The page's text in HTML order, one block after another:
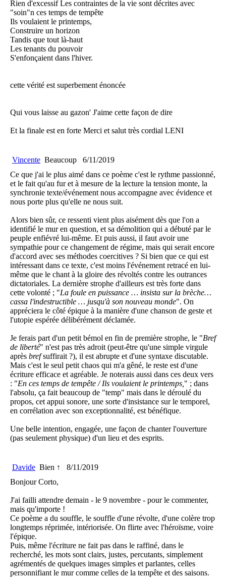
Rien d'excessif Les contraintes de la vie sont décrites avec
"soin"n ces temps de tempête
Ils voulaient le printemps,
Construire un horizon
Tandis que tout là-haut
Les tenants du pouvoir
S'enfonçaient dans l'hiver.
cette vérité est superbement énoncée
Qui vous laisse au gazon' J'aime cette façon de dire
Et la finale est en forte Merci et salut très cordial LENI
Vincente Beaucoup
6/11/2019
Ce que j'ai le plus aimé dans ce poème c'est le rythme passionné,
et le fait qu'au fur et à mesure de la lecture la tension monte, la
synchronie texte/événement nous accompagne avec évidence et
nous porte plus qu'elle ne nous suit.
Alors bien sûr, ce ressenti vient plus aisément dès que l'on a
identifié le mur en question, et sa démolition qui a débuté par le
peuple enfiévré lui-même. Et puis aussi, il faut avoir une
sympathie pour ce changement de régime, mais qui serait encore
d'accord avec ses méthodes coercitives ? Si bien que ce qui est
intéressant dans ce texte, c'est moins l'événement retracé en lui-
même que le chant à la gloire des révoltés contre les outrances
dictatoriales. La dernière strophe d'ailleurs est très forte dans
cette volonté ; "La foule en puissance … insista sur la brèche…
cassa l'indestructible … jusqu'à son nouveau monde". On
appréciera le côté épique à la manière d'une chanson de geste et
l'utopie espérée délibérément déclamée.
Je ferais part d'un petit bémol en fin de première strophe, le "Bref
de liberté" n'est pas très adroit (peut-être qu'une simple virgule
après brefsuffirait ?), il est abrupte et d'une syntaxe discutable.
Mais c'est le seul petit chaos qui m'a gêné, le reste est d'une
écriture efficace et agréable. Je noterais aussi dans ces deux vers
: "En ces temps de tempête / Ils voulaient le printemps, " ; dans
l'absolu, ça fait beaucoup de "temp" mais dans le déroulé du
propos, cet appui sonore, une sorte d'insistance sur le temporel,
en corrélation avec son exceptionnalité, est bénéfique.
Une belle intention, engagée, une façon de chanter l'ouverture
(pas seulement physique) d'un lieu et des esprits.
Davide Bien ↑
8/11/2019
Bonjour Corto,
J'ai failli attendre demain - le 9 novembre - pour le commenter,
mais qu'importe !
Ce poème a du souffle, le souffle d'une révolte, d'une colère trop
longtemps réprimée, intériorisée. On flirte avec l'héroïsme, voire
l'épique.
Puis, même l'écriture ne fait pas dans le raffiné, dans le
recherché, les mots sont clairs, justes, percutants, simplement
agrémentés de quelques images simples et parlantes, celles
personnifiant le mur comme celles de la tempête et des saisons.